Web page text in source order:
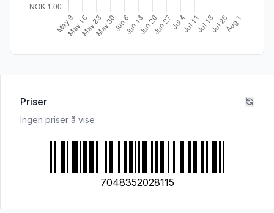
Priser
Ingen priser å vise
7048352028115